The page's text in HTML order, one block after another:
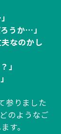
うか…」
なのかし
」
参りました
のようなご
す。